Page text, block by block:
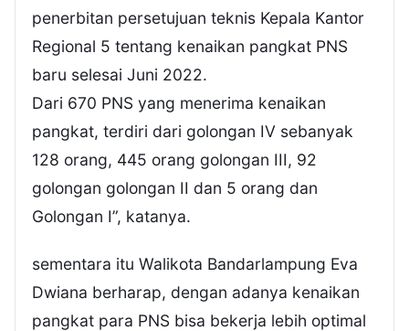
penerbitan persetujuan teknis Kepala Kantor
Regional 5 tentang kenaikan pangkat PNS
baru selesai Juni 2022.
Dari 670 PNS yang menerima kenaikan
pangkat, terdiri dari golongan IV sebanyak
128 orang, 445 orang golongan III, 92
golongan golongan II dan 5 orang dan
Golongan I”, katanya.
sementara itu Walikota Bandarlampung Eva
Dwiana berharap, dengan adanya kenaikan
pangkat para PNS bisa bekerja lebih optimal